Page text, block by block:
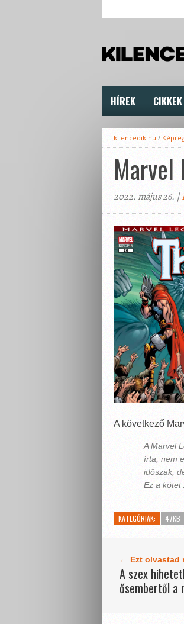
HÍREK CIKKEK
kilencedik.hu /
Marvel
2022. május 26. |
A következő
A Marvel
írta, nem
időszak,
Ez a kötet
KATEGÓRIÁK: 47KB
← Ezt olvastad
A szex
ősembertől a